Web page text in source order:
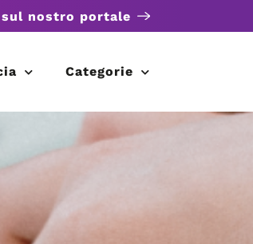
nostro portale
Categorie